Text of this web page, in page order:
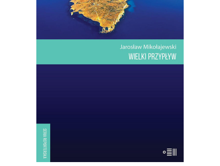
stąd do Afryki niż do Włoch.
Dwadzieścia kilometrów kwadratowych
lądu na Morzu Śródziemnym.
Najwyższe wzniesienie: sto trzydzieści
trzy metry. Drzew prawie nie ma. Ptaki